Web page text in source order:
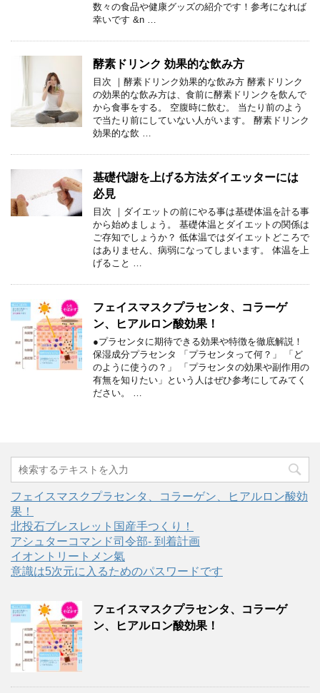
数々の食品や健康グッズの紹介です！参考になれば
幸いです &n …
酵素ドリンク 効果的な飲み方
目次 ｜酵素ドリンク効果的な飲み方 酵素ドリンク
の効果的な飲み方は、食前に酵素ドリンクを飲んで
から食事をする。 空腹時に飲む。 当たり前のよう
で当たり前にしていない人がいます。 酵素ドリンク
効果的な飲 …
基礎代謝を上げる方法ダイエッターには
必見
目次 ｜ダイエットの前にやる事は基礎体温を計る事
から始めましょう。 基礎体温とダイエットの関係は
ご存知でしょうか？ 低体温ではダイエットどころで
はありません、病弱になってしまいます。 体温を上
げること …
フェイスマスクプラセンタ、コラーゲ
ン、ヒアルロン酸効果！
●プラセンタに期待できる効果や特徴を徹底解説！
保湿成分プラセンタ 「プラセンタって何？」 「ど
のように使うの？」 「プラセンタの効果や副作用の
有無を知りたい」という人はぜひ参考にしてみてく
ださい。 …
フェイスマスクプラセンタ、コラーゲン、ヒアルロン酸効
果！
北投石ブレスレット国産手つくり！
アシュターコマンド司令部- 到着計画
イオントリートメン氣
意識は5次元に入るためのパスワードです
フェイスマスクプラセンタ、コラーゲ
ン、ヒアルロン酸効果！